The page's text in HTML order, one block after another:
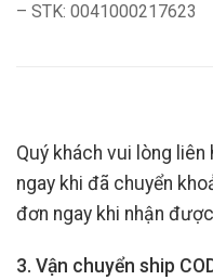
– STK: 0041000217623
Quý khách vui lòng liên
ngay khi đã chuyển
đơn ngay khi nhận
3. Vận chuyển ship